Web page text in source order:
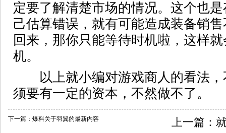
定要了解清楚市场的情况。这个也
己估算错误，就有可能造成装备销
回来，那你只能等待时机啦，这样
机。
以上就小编对游戏商人的看法，
须要有一定的资本，不然做不了。
下一篇： 爆料关于羽翼的最新内容 上一篇：